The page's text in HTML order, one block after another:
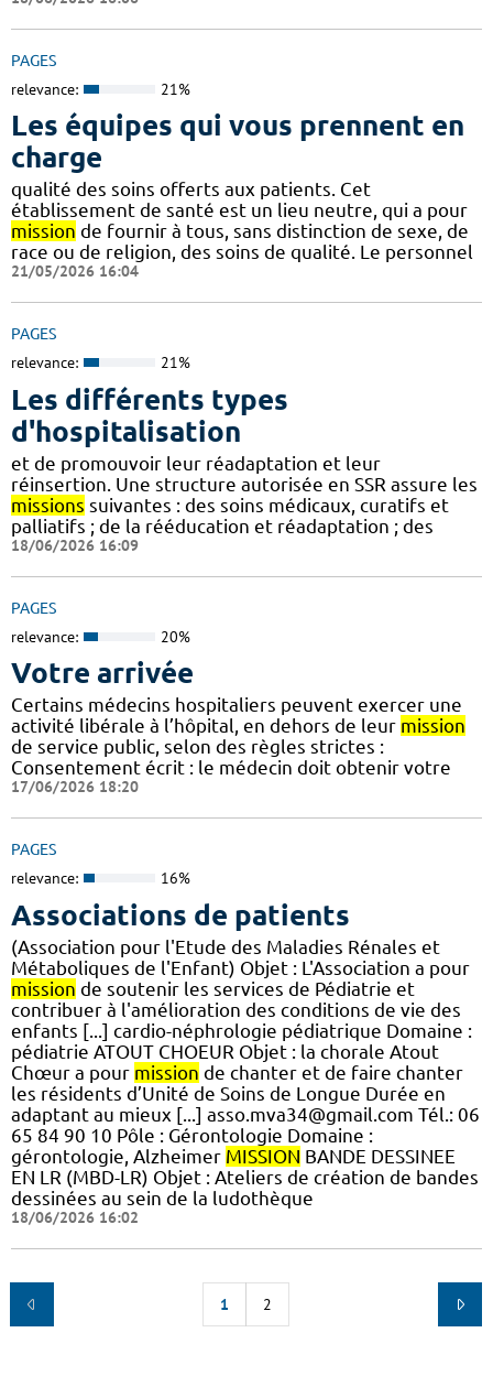
PAGES
relevance: 21%
Les équipes qui vous prennent en
charge
qualité des soins offerts aux patients. Cet
établissement de santé est un lieu neutre, qui a pour
mission de fournir à tous, sans distinction de sexe, de
race ou de religion, des soins de qualité. Le personnel
21/05/2026 16:04
PAGES
relevance: 21%
Les différents types
d'hospitalisation
et de promouvoir leur réadaptation et leur
réinsertion. Une structure autorisée en SSR assure les
missions suivantes : des soins médicaux, curatifs et
palliatifs ; de la rééducation et réadaptation ; des
18/06/2026 16:09
PAGES
relevance: 20%
Votre arrivée
Certains médecins hospitaliers peuvent exercer une
activité libérale à l’hôpital, en dehors de leur mission
de service public, selon des règles strictes :
Consentement écrit : le médecin doit obtenir votre
17/06/2026 18:20
PAGES
relevance: 16%
Associations de patients
(Association pour l'Etude des Maladies Rénales et
Métaboliques de l'Enfant) Objet : L'Association a pour
mission de soutenir les services de Pédiatrie et
contribuer à l'amélioration des conditions de vie des
enfants [...] cardio-néphrologie pédiatrique Domaine :
pédiatrie ATOUT CHOEUR Objet : la chorale Atout
Chœur a pour mission de chanter et de faire chanter
les résidents d’Unité de Soins de Longue Durée en
adaptant au mieux [...] asso.mva34@gmail.com Tél.: 06
65 84 90 10 Pôle : Gérontologie Domaine :
gérontologie, Alzheimer MISSION BANDE DESSINEE
EN LR (MBD-LR) Objet : Ateliers de création de bandes
dessinées au sein de la ludothèque
18/06/2026 16:02
1 2